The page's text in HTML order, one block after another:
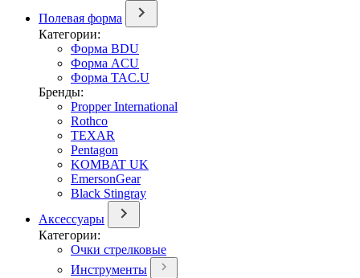
Полевая форма
Категории:
Форма BDU
Форма ACU
Форма TAC.U
Бренды:
Propper International
Rothco
TEXAR
Pentagon
KOMBAT UK
EmersonGear
Black Stingray
Аксессуары
Категории:
Очки стрелковые
Инструменты